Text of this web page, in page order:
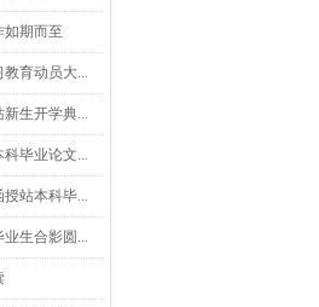
如期而至
育动员大...
生开学典...
毕业论文...
站本科毕...
生合影圆...